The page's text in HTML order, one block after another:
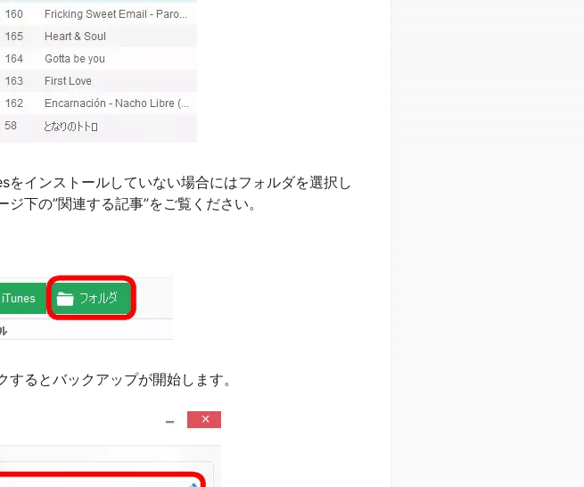
インストールしていない場合にはフォルダを選択し
下の”関連する記事”をご覧ください。
るとバックアップが開始します。